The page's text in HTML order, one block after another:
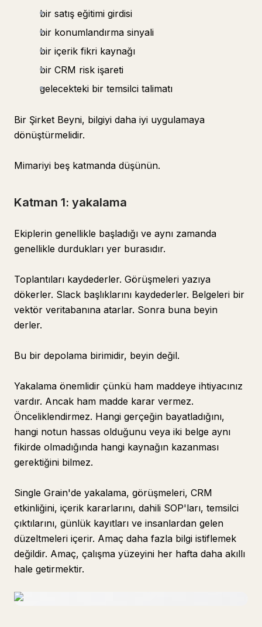
bir satış eğitimi girdisi
bir konumlandırma sinyali
bir içerik fikri kaynağı
bir CRM risk işareti
gelecekteki bir temsilci talimatı
Bir Şirket Beyni, bilgiyi daha iyi uygulamaya
dönüştürmelidir.
Mimariyi beş katmanda düşünün.
Katman 1: yakalama
Ekiplerin genellikle başladığı ve aynı zamanda
genellikle durdukları yer burasıdır.
Toplantıları kaydederler. Görüşmeleri yazıya
dökerler. Slack başlıklarını kaydederler. Belgeleri bir
vektör veritabanına atarlar. Sonra buna beyin
derler.
Bu bir depolama birimidir, beyin değil.
Yakalama önemlidir çünkü ham maddeye ihtiyacınız
vardır. Ancak ham madde karar vermez.
Önceliklendirmez. Hangi gerçeğin bayatladığını,
hangi notun hassas olduğunu veya iki belge aynı
fikirde olmadığında hangi kaynağın kazanması
gerektiğini bilmez.
Single Grain'de yakalama, görüşmeleri, CRM
etkinliğini, içerik kararlarını, dahili SOP'ları, temsilci
çıktılarını, günlük kayıtları ve insanlardan gelen
düzeltmeleri içerir. Amaç daha fazla bilgi istiflemek
değildir. Amaç, çalışma yüzeyini her hafta daha akıllı
hale getirmektir.